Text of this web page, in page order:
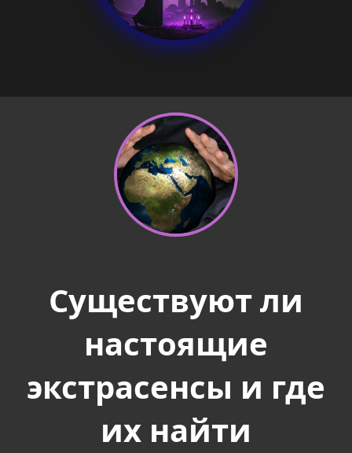
Существуют ли
настоящие
экстрасенсы и где
их найти